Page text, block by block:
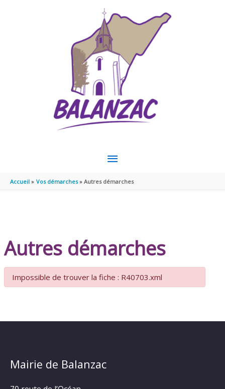
MENU
PRINCIPAL
Accueil Vos démarches Autres démarches
Autres démarches
Impossible de trouver la fiche : R40703.xml
Mairie de Balanzac